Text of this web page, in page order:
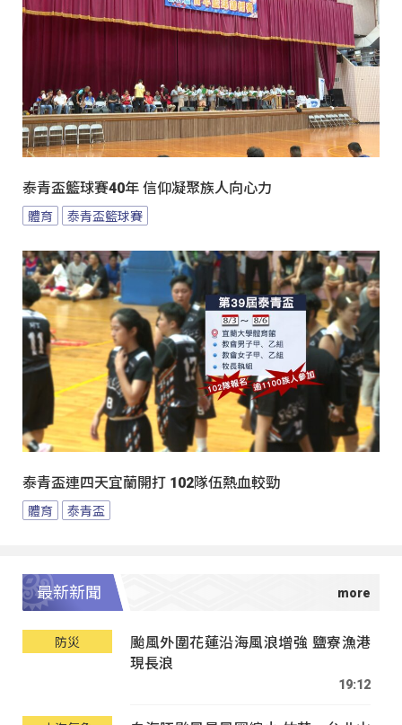
泰青盃籃球賽40年 信仰凝聚族人向心力
體育 泰青盃籃球賽
泰青盃連四天宜蘭開打 102隊伍熱血較勁
體育 泰青盃
最新新聞
防災
颱風外圍花蓮沿海風浪增強 鹽寮漁港
現長浪
19:12